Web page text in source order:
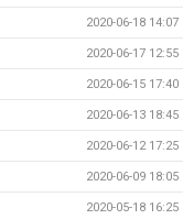
2020-06-18 14:07
2020-06-17 12:55
2020-06-15 17:40
2020-06-13 18:45
2020-06-12 17:25
2020-06-09 18:05
2020-05-18 16:25